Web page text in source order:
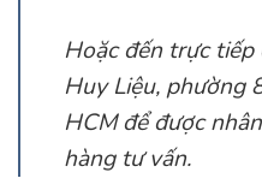
Hoặc đến trực
Huy Liệu, phường
HCM để được
hàng tư vấn.